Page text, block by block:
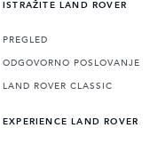
ISTRAŽITE LAND ROVER
PREGLED
ODGOVORNO POSLOVANJE
LAND ROVER CLASSIC
EXPERIENCE LAND ROVER